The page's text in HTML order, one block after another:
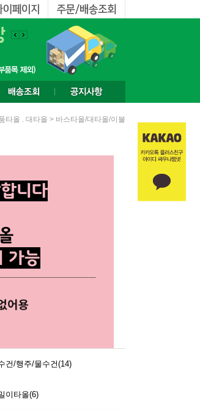
타올 . 대타올 > 바스타올/대타올/이불
건/행주/물수건(14)
이타올(6)